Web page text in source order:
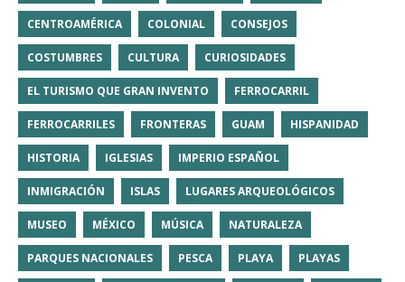
CENTROAMÉRICA COLONIAL CONSEJOS
COSTUMBRES CULTURA CURIOSIDADES
EL TURISMO QUE GRAN INVENTO FERROCARRIL
FERROCARRILES FRONTERAS GUAM HISPANIDAD
HISTORIA IGLESIAS IMPERIO ESPAÑOL
INMIGRACIÓN ISLAS LUGARES ARQUEOLÓGICOS
MUSEO MÉXICO MÚSICA NATURALEZA
PARQUES NACIONALES PESCA PLAYA PLAYAS